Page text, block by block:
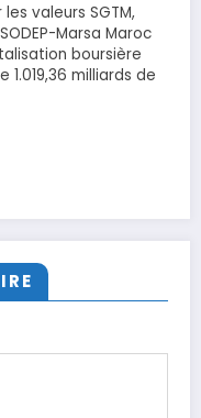
valeurs SGTM,
Marsa Maroc
boursière
milliards de